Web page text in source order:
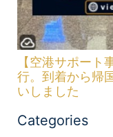
【空港サポート
行。到着から帰
いしました
Categories